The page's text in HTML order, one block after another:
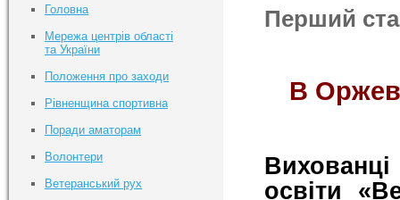
Перший
В
освіти
Головна
Мережа центрів області
та України
Положення про заходи
Рівненщина спортивна
Поради аматорам
Волонтери
Ветеранський рух